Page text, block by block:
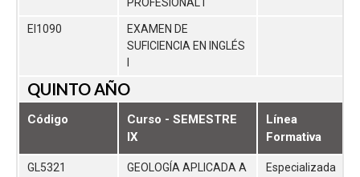
PROFESIONAL I
EI1090
EXAMEN DE
SUFICIENCIA EN INGLÉS
QUINTO AÑO
Código
Curso - SEMESTRE
IX
Línea
Formativa
GL5321
GEOLOGÍA APLICADA A
Especializada